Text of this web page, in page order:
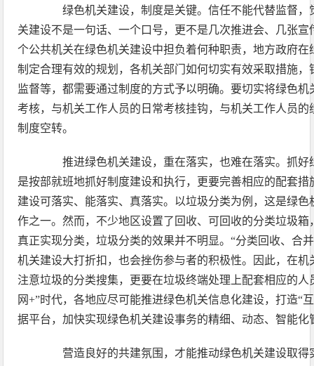
绿色机关建设，制度是关键。信任不能代替监督，
关建设不是一句话、一个口号，更不是几次推进会、几张
个公共机关在绿色机关建设中担负着何种职责，地方政府
制定合理有效的规划，各机关部门如何切实有效采取措施
监督等，都需要通过制度的方式予以明确。要切实将绿色
考核，与机关工作人员的日常考核挂钩，与机关工作人员
制度空转。
推进绿色机关建设，重在落实，也难在落实。抓好
是按部就班地抓好制度建设和执行，更要完善相应的配套
建设可落实、能落实、真落实。以垃圾分类为例，这是绿
作之一。然而，不少地区设置了回收、可回收的分类垃圾
真正实现分类，垃圾分类的效果并不明显。“分类回收、合
机关建设大打折扣，也会挫伤参与者的积极性。因此，在
注意垃圾的分类搜集，更要在垃圾终端处理上配套相应的人
网+”时代，各地应尽可能推进绿色机关信息化建设，打造“
据平台，加快实现绿色机关建设事务的精细、动态、智能化
营造良好的共建氛围，才能推动绿色机关建设取得